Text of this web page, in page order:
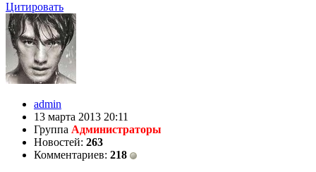
Цитировать
admin
13 марта 2013 20:11
Группа Администраторы
Новостей: 263
Комментариев: 218